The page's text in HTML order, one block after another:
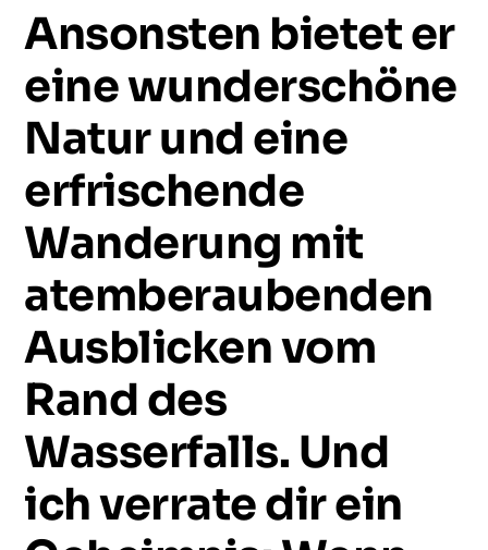
Ansonsten bieteter
einewunderschöne
Naturundeine
erfrischende
Wanderung mit
atemberaubenden
Ausblickenvom
Randdes
Wasserfalls. Und
ichverratedirein